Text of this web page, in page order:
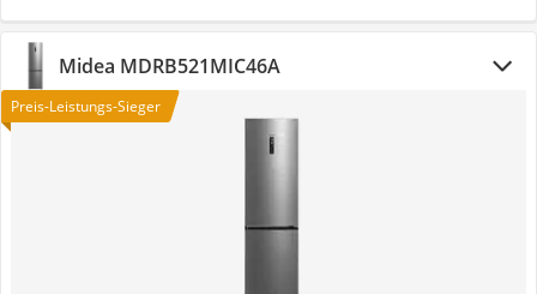
Midea MDRB521MIC46A
Preis-Leistungs-Sieger